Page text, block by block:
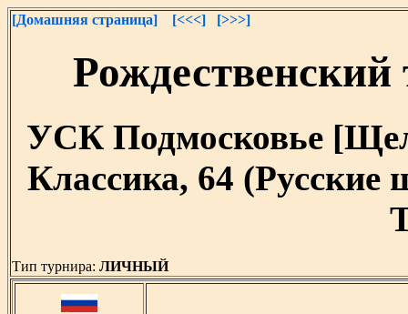
[Домашняя страница] [<<<] [>>>]
УСК Подмосковье
Классика, 64
Тип турнира: ЛИЧНЫЙ